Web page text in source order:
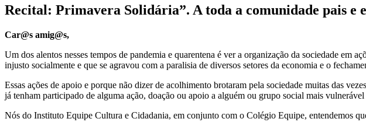
Recital: Primavera Solidária”. A toda a comunidade pais e
Car@s amig@s,
Um dos alentos nesses tempos de pandemia e quarentena é ver a organização da sociedade em
injusto socialmente e que se agravou com a paralisia de diversos setores da economia e o
Essas ações de apoio e porque não dizer de acolhimento brotaram pela sociedade muitas das
já tenham participado de alguma ação, doação ou apoio a alguém ou grupo social mais vulnerável
Nós do Instituto Equipe Cultura e Cidadania, em conjunto com o Colégio Equipe, entendemos